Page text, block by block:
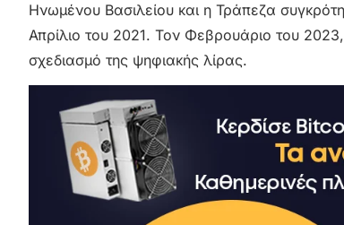
Ηνωμένου Βασιλείου και η Τράπεζα
Απρίλιο του 2021. Τον Φεβρουάριο του
σχεδιασμό της ψηφιακής λίρας.